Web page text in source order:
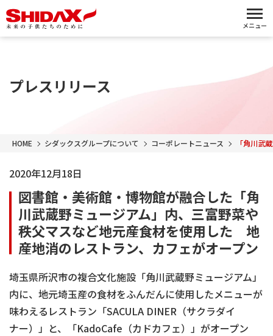
メニュー
プレスリリース
HOME シダックスグループについて コーポレートニュース 「角川武
2020年12月18日
図書館・美術館・博物館が融合した「角
川武蔵野ミュージアム」内、三富野菜や
秩父マスなど地元産食材を使用した 地
産地消のレストラン、カフェがオープン
埼玉県所沢市の複合文化施設「角川武蔵野ミュージアム」
内に、地元埼玉産の食材をふんだんに使用したメニューが
味わえるレストラン「SACULA DINER（サクラダイ
ナー）」と、「KadoCafe（カドカフェ）」がオープン